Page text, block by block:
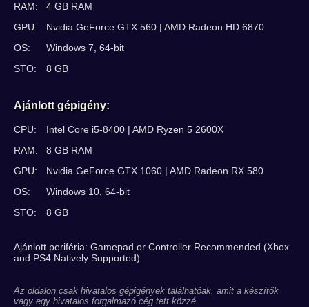
RAM:
4 GB RAM
GPU:
Nvidia GeForce GTX 560 | AMD Radeon HD 6870
OS:
Windows 7, 64-bit
STO:
8 GB
Ajánlott gépigény:
CPU:
Intel Core i5-8400 | AMD Ryzen 5 2600X
RAM:
8 GB RAM
GPU:
Nvidia GeForce GTX 1060 | AMD Radeon RX 580
OS:
Windows 10, 64-bit
STO:
8 GB
Ajánlott periféria: Gamepad or Controller Recommended (Xbox
and PS4 Natively Supported)
Az oldalon csak hivatalos gépigények találhatóak, amit a készítők
vagy egy hivatalos forgalmazó cég tett közzé.